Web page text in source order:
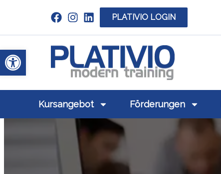
Werkzeugleiste öffnen
Link zu https://www.linkedin.com/
PLATIVIO LOGIN
Link zu
Kursangebot Förderungen